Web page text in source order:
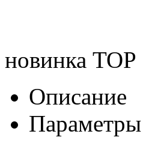
новинка TOP
Описание
Параметры